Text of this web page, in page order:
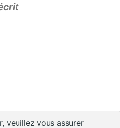
veuillez vous assurer